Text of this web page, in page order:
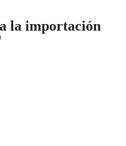
la importación